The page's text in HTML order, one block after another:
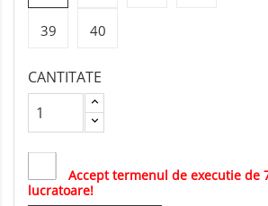
39 40
CANTITATE
Accept termenul de executie de
lucratoare!